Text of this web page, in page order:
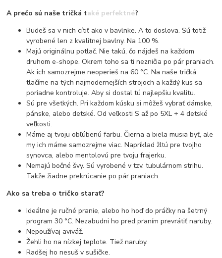
A prečo sú naše tričká také perfektné?
Budeš sa v nich cítiť ako v bavlnke. A to doslova. Sú totiž
vyrobené len z kvalitnej bavlny. Na 100 %.
Majú originálnu potlač. Nie takú, čo nájdeš na každom
druhom e-shope. Okrem toho sa ti nezničia po pár praniach.
Ak ich samozrejme neoperieš na 60 °C. Na naše tričká
tlačíme na tých najmodernejších strojoch a každý kus sa
poriadne kontroluje. Aby si dostal tú najlepšiu kvalitu.
Sú pre všetkých. Pri každom kúsku si môžeš vybrať dámske,
pánske, alebo detské. Od veľkosti S až po 5XL + 4 detské
veľkosti.
Máme aj tvoju obľúbenú farbu. Čierna a biela musia byť, ale
my ich máme samozrejme viac. Napríklad žltú pre tvojho
synovca, alebo mentolovú pre tvoju frajerku.
Nemajú bočné švy. Sú vyrobené v tzv. tubulárnom strihu.
Takže žiadne prekrúcanie po pár praniach.
Ako sa treba o tričko starať?
Ideálne je ručné pranie, alebo ho hoď do práčky na šetrný
program 30 °C. Nezabudni ho pred praním prevrátiť naruby.
Nepoužívaj aviváž.
Žehli ho na nízkej teplote. Tiež naruby.
Radšej ho nesuš v sušičke.